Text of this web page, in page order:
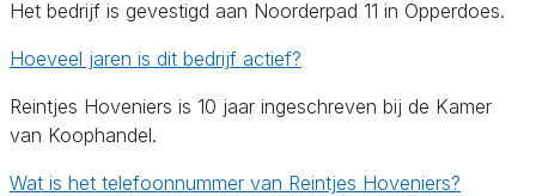
Het bedrijf is gevestigd aan Noorderpad 11 in Opperdoes.
Hoeveel jaren is dit bedrijf actief?
Reintjes Hoveniers is 10 jaar ingeschreven bij de Kamer
van Koophandel.
Wat is het telefoonnummer van Reintjes Hoveniers?